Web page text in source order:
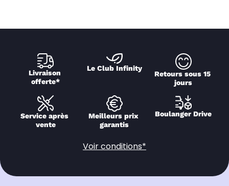
Livraison
offerte*
Le Club Infinity
Retours sous 15
jours
Service après
vente
Meilleurs prix
garantis
Boulanger Drive
Voir conditions*